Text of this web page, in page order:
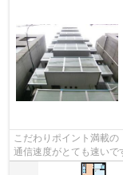
こだわりポイント満載
通信速度がとても速いで
す。RC構造により構造